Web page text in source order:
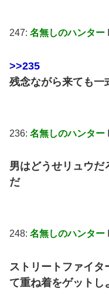
247: 名無しのハンター
>>235
残念ながら来ても一
236: 名無しのハンター
男はどうせリュウだ
だ
248: 名無しのハンター
ストリートファイタ
て重ね着をゲットし